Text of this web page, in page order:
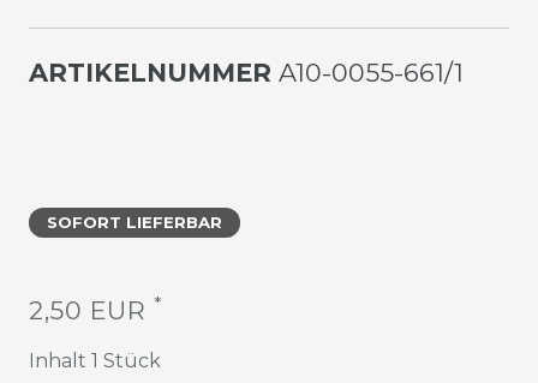
ARTIKELNUMMER A10-0055-661/1
SOFORT LIEFERBAR
2,50 EUR *
Inhalt 1 Stück